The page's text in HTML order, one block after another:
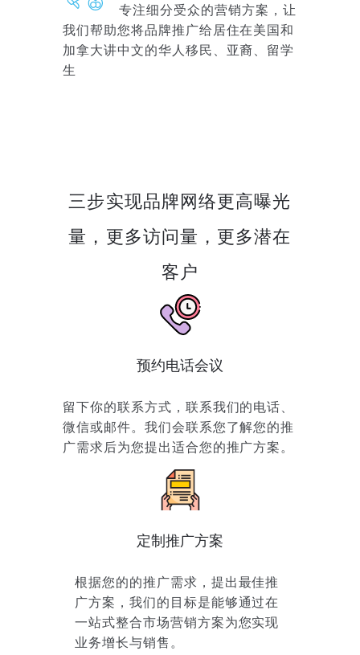
专注细分受众的营销方案，让
我们帮助您将品牌推广给居住在美国和
加拿大讲中文的华人移民、亚裔、留学
生
三步实现品牌网络更高曝光
量，更多访问量，更多潜在
客户
预约电话会议
留下你的联系方式，联系我们的电话、
微信或邮件。我们会联系您了解您的推
广需求后为您提出适合您的推广方案。
定制推广方案
根据您的的推广需求，提出最佳推
广方案，我们的目标是能够通过在
一站式整合市场营销方案为您实现
业务增长与销售。